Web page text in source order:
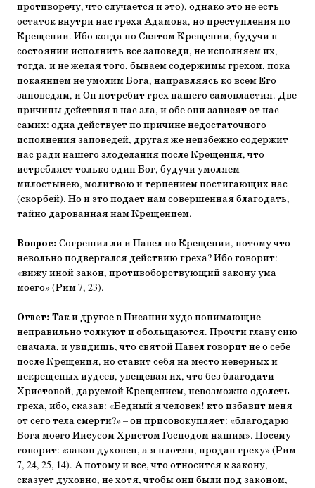
противоречу, что случается и это), однако это не есть
остаток внутри нас греха Адамова, но преступления по
Крещении. Ибо когда по Святом Крещении, будучи в
состоянии исполнить все заповеди, не исполняем их,
тогда, и не желая того, бываем содержимы грехом, пока
покаянием не умолим Бога, направляясь ко всем Его
заповедям, и Он потребит грех нашего самовластия. Две
причины действия в нас зла, и обе они зависят от нас
самих: одна действует по причине недостаточного
исполнения заповедей, другая же неизбежно содержит
нас ради нашего злоделания после Крещения, что
истребляет только один Бог, будучи умоляем
милостынею, молитвою и терпением постигающих нас
(скорбей). Но и это подает нам совершенная благодать,
тайно дарованная нам Крещением.
Вопрос: Согрешил ли и Павел по Крещении, потому что
невольно подвергался действию греха? Ибо говорит:
«вижу иной закон, противоборствующий закону ума
моего» (Рим 7, 23).
Ответ: Так и другое в Писании худо понимающие
неправильно толкуют и обольщаются. Прочти главу сию
сначала, и увидишь, что святой Павел говорит не о себе
после Крещения, но ставит себя на место неверных и
некрещеных иудеев, увещевая их, что без благодати
Христовой, даруемой Крещением, невозможно одолеть
греха, ибо, сказав: «Бедный я человек! кто избавит меня
от сего тела смерти?» – он присовокупляет: «благодарю
Бога моего Иисусом Христом Господом нашим». Посему
говорит: «закон духовен, а я плотян, продан греху» (Рим
7, 24, 25, 14). А потому и все, что относится к закону,
сказует духовно, не хотя, чтобы они были под законом,